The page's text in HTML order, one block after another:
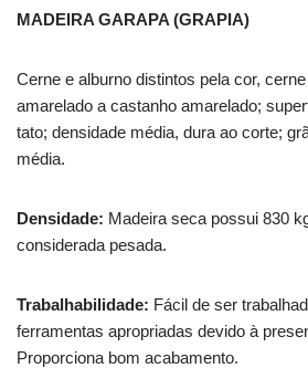
MADEIRA GARAPA (GRAPIA)
Cerne e alburno distintos pela cor,
amarelado a castanho amarelado;
tato; densidade média, dura ao corte;
média.
Densidade: Madeira seca possui 830
considerada pesada.
Trabalhabilidade: Fácil de ser
ferramentas apropriadas devido à
Proporciona bom acabamento.